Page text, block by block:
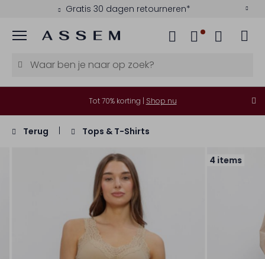
Gratis 30 dagen retourneren*
Menu
Tot 70% korting | Shop nu
Terug Tops & T-Shirts
4 items